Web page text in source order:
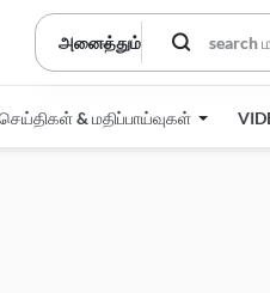
அனைத்தும்
செய்திகள் & மதிப்பாய்வுகள்